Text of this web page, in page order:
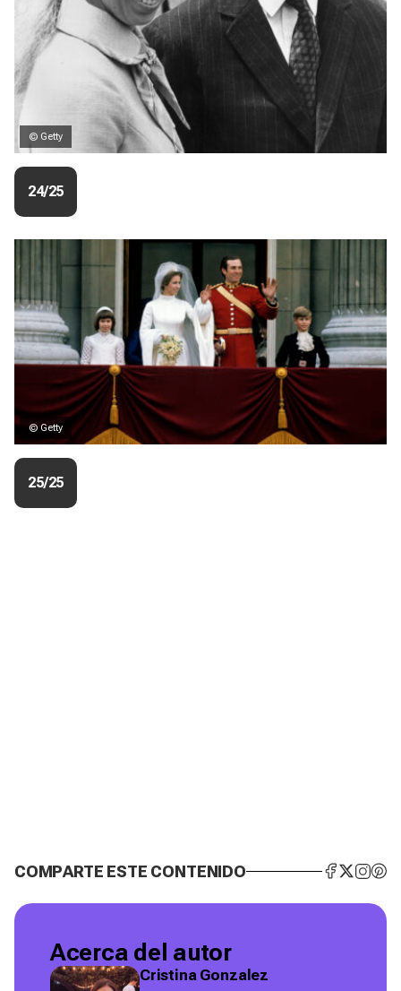
© Getty
24/25
© Getty
25/25
COMPARTE ESTE CONTENIDO
Acerca del autor
Cristina Gonzalez